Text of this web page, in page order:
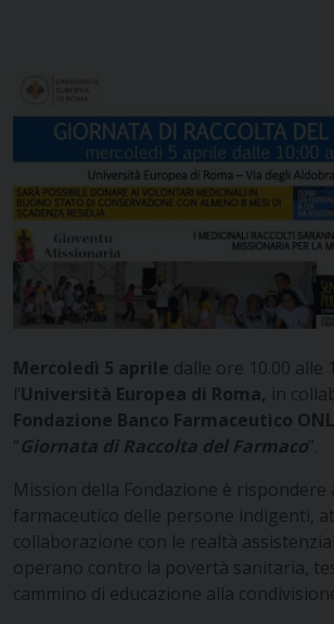
Mercoledì 5 aprile dalle ore 10.00 alle
l’Università Europea di Roma, in
Fondazione Banco Farmaceutico
“Giornata di Raccolta del Farmaco”.
Mission della Fondazione è rispondere
farmaceutico delle persone indigenti,
collaborazione con le realtà
operano contro la povertà sanitaria,
cammino di educazione alla